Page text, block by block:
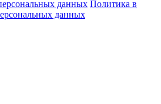
данных Политика в
данных